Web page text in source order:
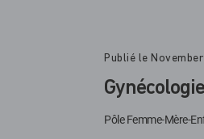
Publié le
Pôle Femme-Mère-